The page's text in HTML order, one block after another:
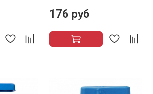
176 руб